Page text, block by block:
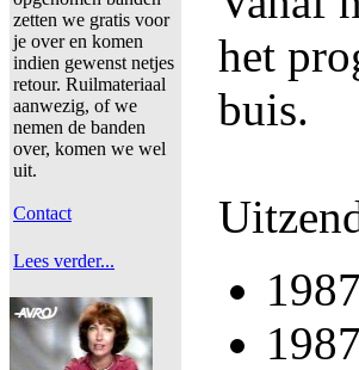
zetten we gratis voor
je over en komen
indien gewenst netjes
retour. Ruilmateriaal
aanwezig, of we
nemen de banden
over, komen we wel
uit.
Contact
Lees verder...
het
buis.